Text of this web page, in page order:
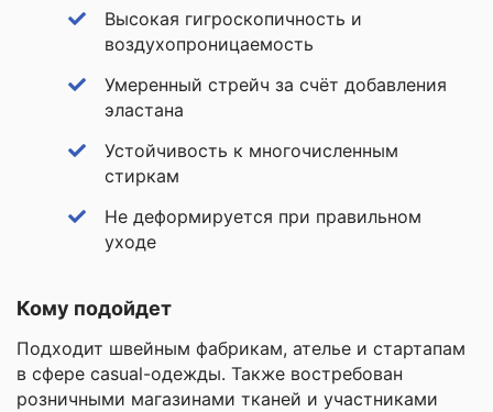
Высокая гигроскопичность и
воздухопроницаемость
Умеренный стрейч за счёт добавления
эластана
Устойчивость к многочисленным
стиркам
Не деформируется при правильном
уходе
Кому подойдет
Подходит швейным фабрикам, ателье и стартапам
в сфере casual-одежды. Также востребован
розничными магазинами тканей и участниками